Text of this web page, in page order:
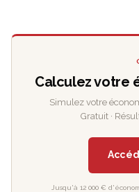
Calculez votre
Simulez votre
Gratuit ·
Jusqu'à 12 000 €